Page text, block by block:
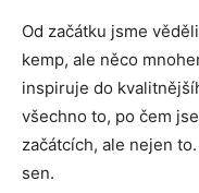
Od začátku jsme
kemp, ale něco
inspiruje do
všechno to, po čem
začátcích, ale nejen
sen.